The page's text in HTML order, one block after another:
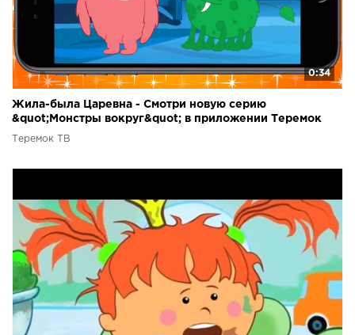
0:34
Жила-была Царевна - Смотри новую серию
&quot;Монстры вокруг&quot; в приложении Теремок
ТВ!
Теремок ТВ